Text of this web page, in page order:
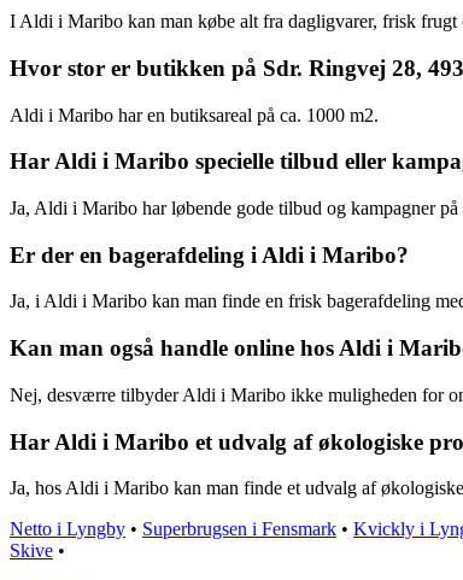
I Aldi i Maribo kan man købe alt fra dagligvarer, frisk
Hvor stor er butikken på Sdr. Ringvej 28,
Aldi i Maribo har en butiksareal på ca. 1000 m2.
Har Aldi i Maribo specielle tilbud eller
Ja, Aldi i Maribo har løbende gode tilbud og kampagner på
Er der en bagerafdeling i Aldi i Maribo?
Ja, i Aldi i Maribo kan man finde en frisk bagerafdeling
Kan man også handle online hos Aldi i
Nej, desværre tilbyder Aldi i Maribo ikke muligheden for
Har Aldi i Maribo et udvalg af økologiske
Ja, hos Aldi i Maribo kan man finde et udvalg af
Netto i Lyngby • Superbrugsen i Fensmark • Kvickly i
Skive •